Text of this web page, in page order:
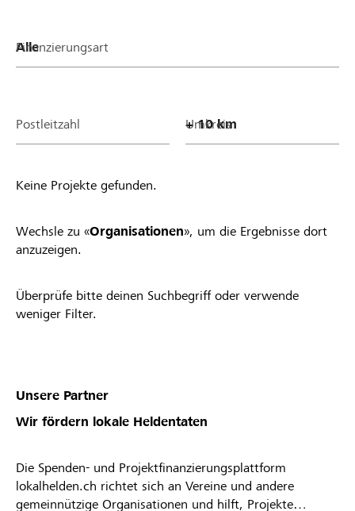
Finanzierungsart
Postleitzahl Umkreis
Keine Projekte gefunden.
Wechsle zu «Organisationen», um die Ergebnisse dort
anzuzeigen.
Überprüfe bitte deinen Suchbegriff oder verwende
weniger Filter.
Unsere Partner
Wir fördern lokale Heldentaten
Die Spenden- und Projektfinanzierungsplattform
lokalhelden.ch richtet sich an Vereine und andere
gemeinnützige Organisationen und hilft, Projekte